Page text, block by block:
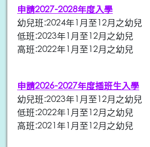
申請2027-2028年度入學
幼兒班:2024年1月至12月之幼兒
低班:2023年1月至12月之幼兒
高班:2022年1月至12月之幼兒
申請2026-2027年度插班生入學
幼兒班:2023年1月至12月之幼兒
低班:2022年1月至12月之幼兒
高班:2021年1月至12月之幼兒